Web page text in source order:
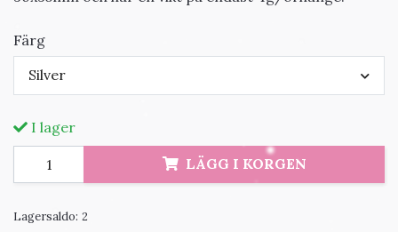
Färg
Silver
I lager
LÄGG I KORGEN
Lagersaldo: 2